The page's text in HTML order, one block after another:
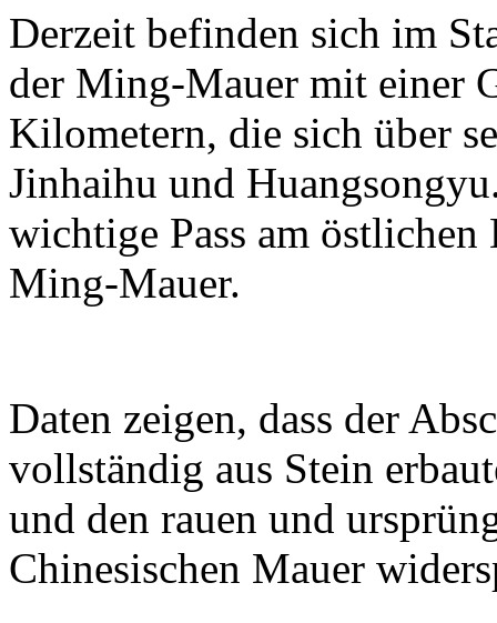
Derzeit befinden sich im
der Ming-Mauer mit einer
Kilometern, die sich über
Jinhaihu und
wichtige Pass am
Ming-Mauer.
Daten zeigen, dass der
vollständig aus Stein
und den rauen und
Chinesischen Mauer